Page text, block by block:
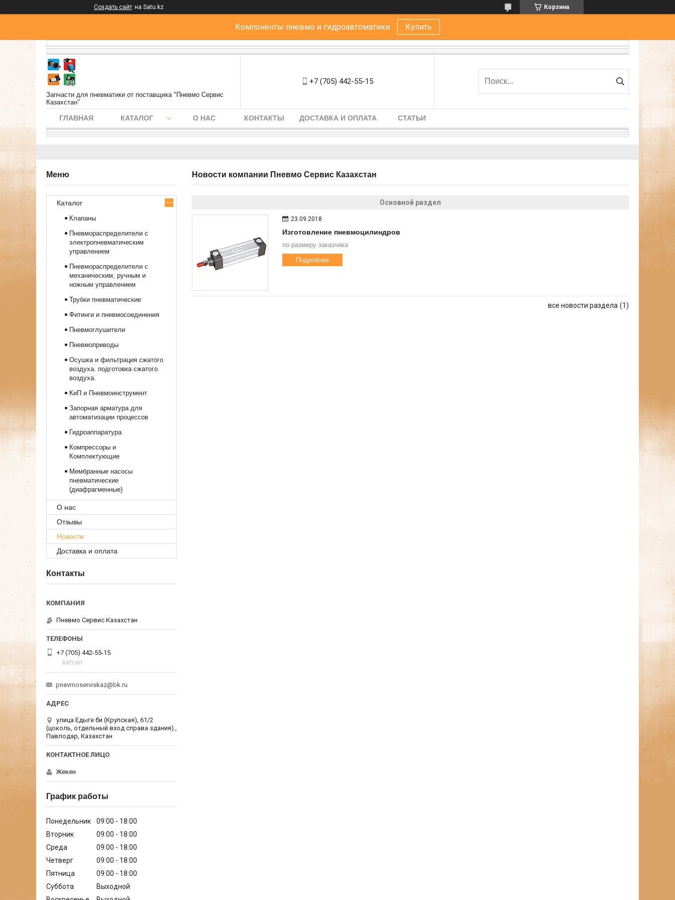
Создать сайт на Satu.kz Корзина
Компоненты пневмо и гидроавтоматики Купить
Запчасти для пневматики от поставщика "Пневмо Сервис
Казахстан"
+7 (705) 442-55-15
ГЛАВНАЯ КАТАЛОГ О НАС КОНТАКТЫ ДОСТАВКА И ОПЛАТА СТАТЬИ
Новости компании Пневмо Сервис Казахстан
Основной раздел
23.09.2018
Изготовление пневмоцилиндров
по размеру заказчика
Подробнее
все новости раздела 1
Каталог
Клапаны
Пневмораспределители с
электропневматическим
управлением
Пневмораспределители с
механическим, ручным и
ножным управлением
Трубки пневматические
Фитинги и пневмосоединения
Пневмоглушители
Пневмоприводы
Осушка и фильтрация сжатого
воздуха. подготовка сжатого
воздуха.
КиП и Пневмоинструмент
Запорная арматура для
автоматизации процессов
Гидроаппаратура
Компрессоры и
Комплектующие
Мембранные насосы
пневматические
(диафрагменные)
О нас
Отзывы
Новости
Доставка и оплата
Контакты
Пневмо Сервис Казахстан
+7 (705) 442-55-15
ватсап
pnevmoserviskaz@bk.ru
улица Едыге би (Крупская), 61/2
(цоколь, отдельный вход справа здания).,
Павлодар, Казахстан
Жекен
График работы
Понедельник 09:00
18:00
Вторник
09:00
18:00
Среда
09:00
18:00
Четверг
09:00
18:00
Пятница
09:00
18:00
Суббота
Выходной